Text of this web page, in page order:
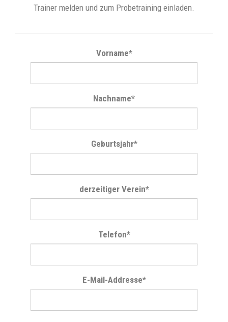
Trainer melden und zum Probetraining einladen.
Vorname*
Nachname*
Geburtsjahr*
derzeitiger Verein*
Telefon*
E-Mail-Addresse*